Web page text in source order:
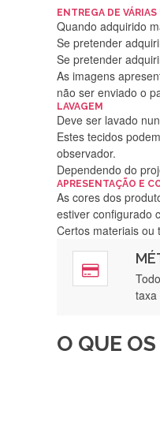
ENTREGA DE
Quando adquirido
Se pretender
Se pretender
As imagens
não ser enviado o
LAVAGEM
Deve ser lavado
Estes tecidos
observador.
Dependendo do
APRESENTAÇÃO E
As cores dos
estiver configurado
Certos materiais ou
taxa
O QUE